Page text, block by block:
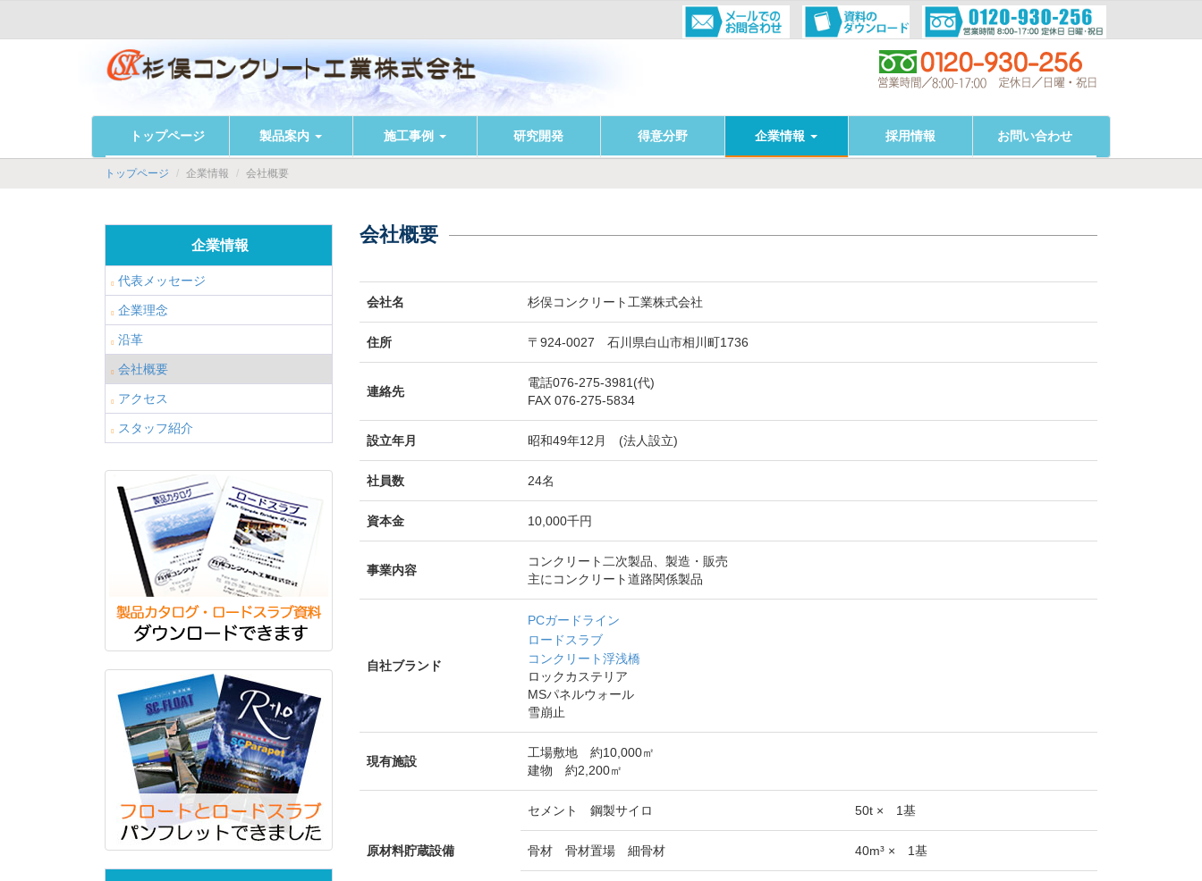
トップページ 製品案内 施工事例 研究開発 得意分野 企業情報 採用情報 お問い合わせ
トップページ 企業情報 会社概要
会社概要
会社名 杉俣コンクリート工業株式会社
住所 〒924-0027 石川県白山市相川町1736
連絡先
電話076-275-3981(代)
FAX 076-275-5834
設立年月 昭和49年12月 (法人設立)
社員数 24名
資本金 10,000千円
事業内容
コンクリート二次製品、製造・販売
主にコンクリート道路関係製品
自社ブランド
PCガードライン
ロードスラブ
コンクリート浮浅橋
ロックカステリア
MSパネルウォール
雪崩止
現有施設
工場敷地 約10,000㎡
建物 約2,200㎡
原材料貯蔵設備
セメント 鋼製サイロ 50t × 1基
骨材 骨材置場 細骨材 40m³ × 1基
企業情報
代表メッセージ
企業理念
沿革
会社概要
アクセス
スタッフ紹介